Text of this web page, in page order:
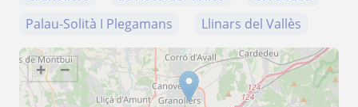
Palau-Solità I Plegamans
Llinars del Vallès
+ −